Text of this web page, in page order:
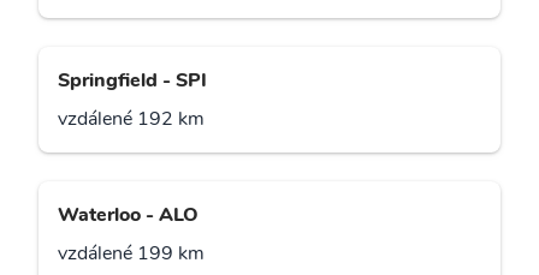
Springfield - SPI
vzdálené 192 km
Waterloo - ALO
vzdálené 199 km